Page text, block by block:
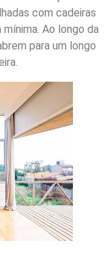
com cadeiras
Ao longo da
para um longo